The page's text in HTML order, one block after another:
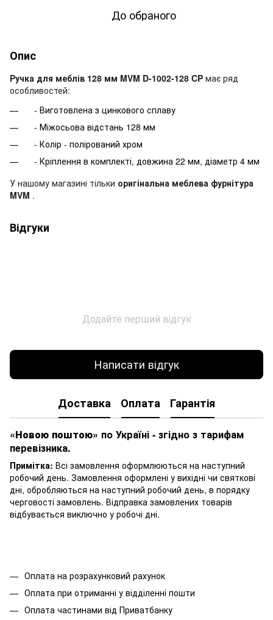
До обраного
Опис
Ручка для меблів 128 мм MVM D-1002-128 CP має ряд
особливостей:
- Виготовлена ​​з цинкового сплаву
- Міжосьова відстань 128 мм
- Колір - полірований хром
- Кріплення в комплекті, довжина 22 мм, діаметр 4 мм
У нашому магазині тільки оригінальна меблева фурнітура
MVM .
Відгуки
Додайте перший відгук
Написати відгук
Доставка Оплата Гарантія
«Новою поштою» по Україні - згідно з тарифам
перевізника.
Примітка: Всі замовлення оформлюються на наступний
робочий день. Замовлення оформлені у вихідні чи святкові
дні, обробляються на наступний робочий день, в порядку
черговості замовлень. Відправка замовлених товарів
відбувається виключно у робочі дні.
Оплата на розрахунковий рахунок
Оплата при отриманні у відділенні пошти
Оплата частинами від Приватбанку